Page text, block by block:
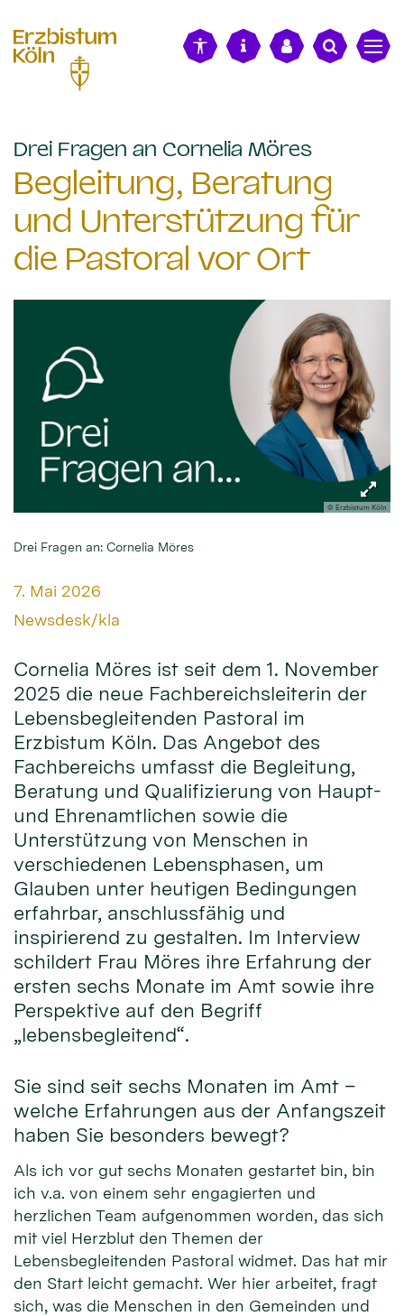
Drei Fragen an Cornelia Möres:
Begleitung, Beratung
und Unterstützung für
die Pastoral vor Ort
© Erzbistum Köln
Drei Fragen an: Cornelia Möres
Datum:
7. Mai 2026
Von:
Newsdesk/kla
Cornelia Möres ist seit dem 1. November
2025 die neue Fachbereichsleiterin der
Lebensbegleitenden Pastoral im
Erzbistum Köln. Das Angebot des
Fachbereichs umfasst die Begleitung,
Beratung und Qualifizierung von Haupt-
und Ehrenamtlichen sowie die
Unterstützung von Menschen in
verschiedenen Lebensphasen, um
Glauben unter heutigen Bedingungen
erfahrbar, anschlussfähig und
inspirierend zu gestalten. Im Interview
schildert Frau Möres ihre Erfahrung der
ersten sechs Monate im Amt sowie ihre
Perspektive auf den Begriff
„lebensbegleitend“.
Sie sind seit sechs Monaten im Amt –
welche Erfahrungen aus der Anfangszeit
haben Sie besonders bewegt?
Als ich vor gut sechs Monaten gestartet bin, bin
ich v.a. von einem sehr engagierten und
herzlichen Team aufgenommen worden, das sich
mit viel Herzblut den Themen der
Lebensbegleitenden Pastoral widmet. Das hat mir
den Start leicht gemacht. Wer hier arbeitet, fragt
sich, was die Menschen in den Gemeinden und